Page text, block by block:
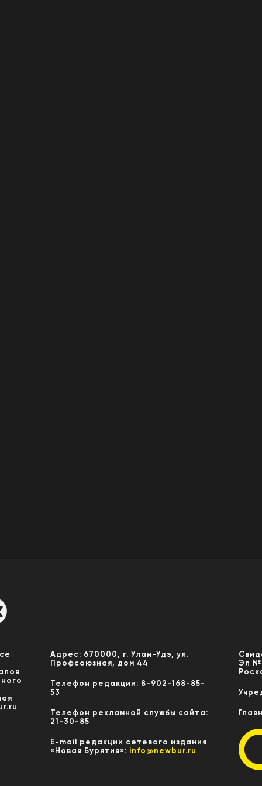
Адрес: 670000, г. Улан-Удэ, ул.
Профсоюзная, дом 44
Телефон редакции: 8-902-168-85-
53
Телефон рекламной службы сайта:
21-30-85
E-mail редакции сетевого издания
«Новая Бурятия»: info@newbur.ru
Эл №